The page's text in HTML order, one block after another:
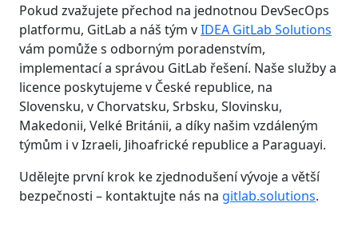
Pokud zvažujete přechod na jednotnou DevSecOps
platformu, GitLab a náš tým vIDEA GitLab Solutions
vám pomůže s odborným poradenstvím,
implementací a správou GitLab řešení. Naše služby a
licence poskytujeme v České republice, na
Slovensku, v Chorvatsku, Srbsku, Slovinsku,
Makedonii, Velké Británii, a díky našim vzdáleným
týmům i v Izraeli, Jihoafrické republice a Paraguayi.
Udělejte první krok ke zjednodušení vývoje a větší
bezpečnosti – kontaktujte nás na gitlab.solutions.